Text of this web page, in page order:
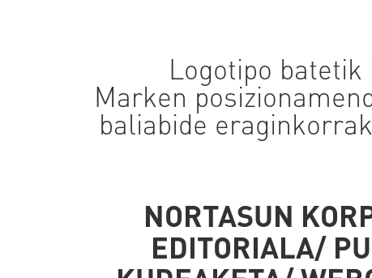
Logotipo
Marken
baliabide eraginkorrak
NORTASUN
EDITORIALA/